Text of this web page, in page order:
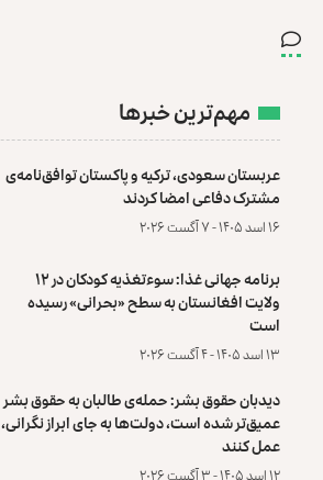
مهم‌ترین خبرها
عربستان سعودی، ترکیه و پاکستان توافق‌نامه‌ی
مشترک دفاعی امضا کردند
۱۶ اسد ۱۴۰۵ - ۷ آگست ۲۰۲۶
برنامه جهانی غذا: سوءتغذیه کودکان در ۱۲
ولایت افغانستان به سطح «بحرانی» رسیده
است
۱۳ اسد ۱۴۰۵ - ۴ آگست ۲۰۲۶
دیدبان حقوق بشر: حمله‌ی طالبان به حقوق بشر
عمیق‌تر شده است، دولت‌ها به جای ابراز نگرانی،
عمل کنند